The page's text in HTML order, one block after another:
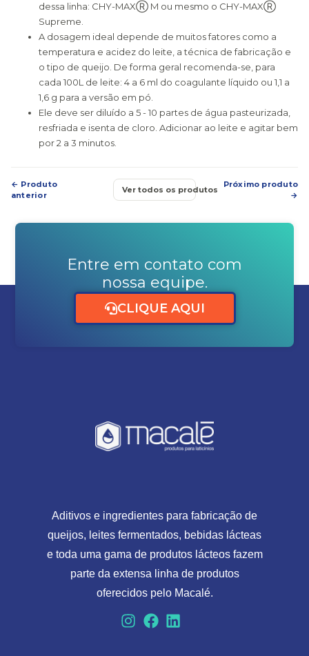
dessa linha: CHY-MAXⓇ M ou mesmo o CHY-MAXⓇ
Supreme.
A dosagem ideal depende de muitos fatores como a
temperatura e acidez do leite, a técnica de fabricação e
o tipo de queijo. De forma geral recomenda-se, para
cada 100L de leite: 4 a 6 ml do coagulante líquido ou 1,1 a
1,6 g para a versão em pó.
Ele deve ser diluído a 5 - 10 partes de água pasteurizada,
resfriada e isenta de cloro. Adicionar ao leite e agitar bem
por 2 a 3 minutos.
← Produto
anterior
Ver todos os produtos
Próximo produto
→
Entre em contato com
nossa equipe.
CLIQUE AQUI
Aditivos e ingredientes para fabricação de
queijos, leites fermentados, bebidas lácteas
e toda uma gama de produtos lácteos fazem
parte da extensa linha de produtos
oferecidos pelo Macalé.